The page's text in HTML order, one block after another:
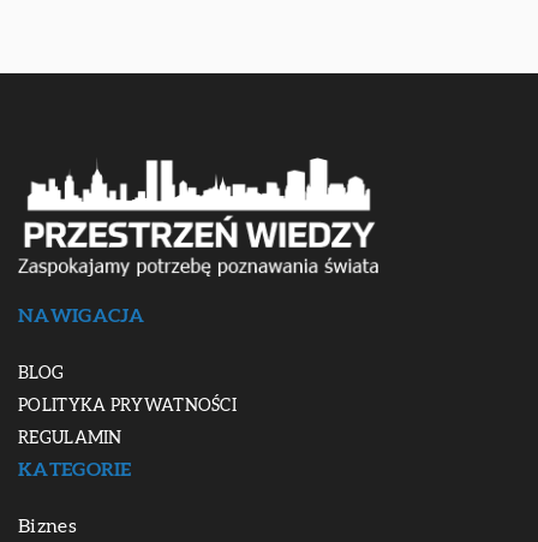
NAWIGACJA
BLOG
POLITYKA PRYWATNOŚCI
REGULAMIN
KATEGORIE
Biznes